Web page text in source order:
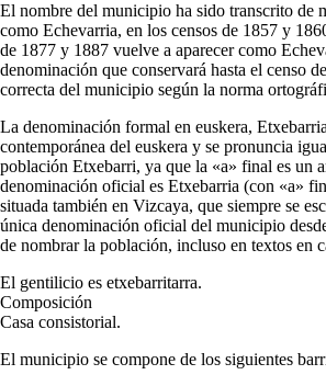
El nombre del municipio ha sido transcrito de
como Echevarria, en los censos de 1857 y
de 1877 y 1887 vuelve a aparecer como
denominación que conservará hasta el censo
correcta del municipio según la norma
La denominación formal en euskera,
contemporánea del euskera y se pronuncia
población Etxebarri, ya que la «a» final es un
denominación oficial es Etxebarria (con «a»
situada también en Vizcaya, que siempre se
única denominación oficial del municipio
de nombrar la población, incluso en textos en
El gentilicio es etxebarritarra.
Composición
Casa consistorial.
El municipio se compone de los siguientes